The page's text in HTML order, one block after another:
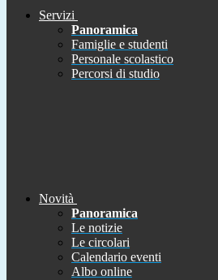
Servizi
Panoramica
Famiglie e studenti
Personale scolastico
Percorsi di studio
Novità
Panoramica
Le notizie
Le circolari
Calendario eventi
Albo online